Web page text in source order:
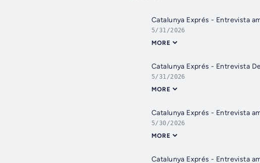
Catalunya Exprés - Entrevista
5/31/2026
MORE
Catalunya Exprés - Entrevista
5/31/2026
MORE
Catalunya Exprés - Entrevista
5/30/2026
MORE
Catalunya Exprés - Entrevista